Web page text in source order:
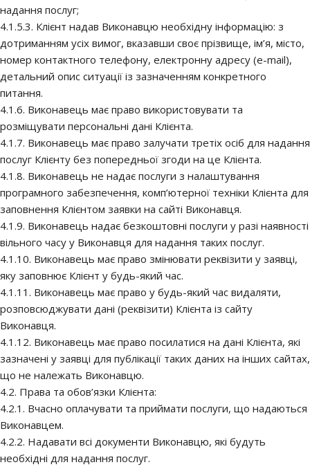
надання послуг;
4.1.5.3. Клієнт надав Виконавцю необхідну інформацію: з
дотриманням усіх вимог, вказавши своє прізвище, ім’я, місто,
номер контактного телефону, електронну адресу (e-mail),
детальний опис ситуації із зазначенням конкретного
питання.
4.1.6. Виконавець має право використовувати та
розміщувати персональні дані Клієнта.
4.1.7. Виконавець має право залучати третіх осіб для надання
послуг Клієнту без попередньої згоди на це Клієнта.
4.1.8. Виконавець не надає послуги з налаштування
програмного забезпечення, комп’ютерної техніки Клієнта для
заповнення Клієнтом заявки на сайті Виконавця.
4.1.9. Виконавець надає безкоштовні послуги у разі наявності
вільного часу у Виконавця для надання таких послуг.
4.1.10. Виконавець має право змінювати реквізити у заявці,
яку заповнює Клієнт у будь-який час.
4.1.11. Виконавець має право у будь-який час видаляти,
розповсюджувати дані (реквізити) Клієнта із сайту
Виконавця.
4.1.12. Виконавець має право посилатися на дані Клієнта, які
зазначені у заявці для публікації таких даних на інших сайтах,
що не належать Виконавцю.
4.2. Права та обов’язки Клієнта:
4.2.1. Вчасно оплачувати та приймати послуги, що надаються
Виконавцем.
4.2.2. Надавати всі документи Виконавцю, які будуть
необхідні для надання послуг.